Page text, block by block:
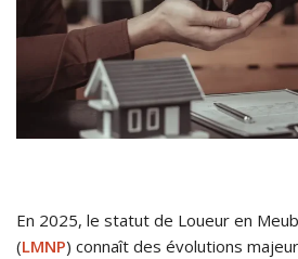
​En 2025, le statut de Loueur en
(LMNP) connaît des évolutions